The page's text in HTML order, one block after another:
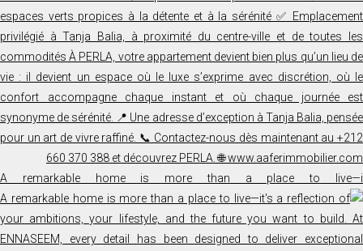
A remarkable home is more than a place to live—i